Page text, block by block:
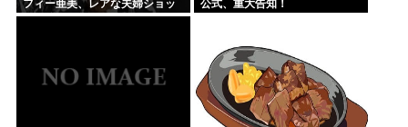
フィー亜美、レアな夫婦ショッ
トを公開してしまう！
公式、重大告知！